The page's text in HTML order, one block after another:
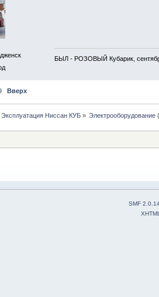
БЫЛ - РОЗОВЫЙ Кубарик,
Вверх
Эксплуатация Ниссан КУБ» Электрооборудование
SMF